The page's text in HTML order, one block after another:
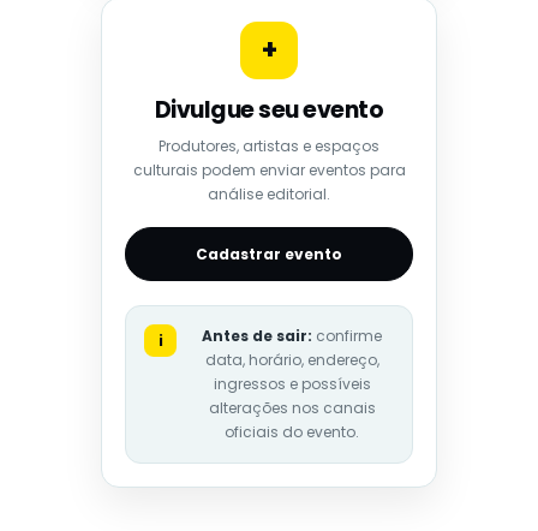
+
Divulgue seu evento
Produtores, artistas e espaços
culturais podem enviar eventos para
análise editorial.
Cadastrar evento
i Antes de sair: confirme
data, horário, endereço,
ingressos e possíveis
alterações nos canais
oficiais do evento.